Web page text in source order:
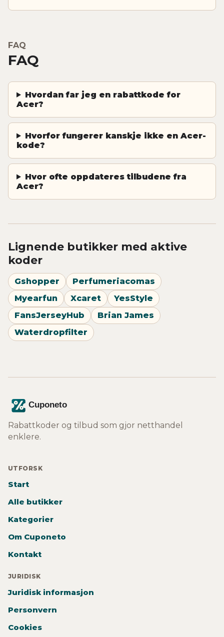
FAQ
FAQ
Hvordan far jeg en rabattkode for
Acer?
Hvorfor fungerer kanskje ikke en Acer-
kode?
Hvor ofte oppdateres tilbudene fra
Acer?
Lignende butikker med aktive
koder
Gshopper
Perfumeriacomas
Myearfun
Xcaret
YesStyle
FansJerseyHub
Brian James
Waterdropfilter
Rabattkoder og tilbud som gjor netthandel
enklere.
UTFORSK
Start
Alle butikker
Kategorier
Om Cuponeto
Kontakt
JURIDISK
Juridisk informasjon
Personvern
Cookies